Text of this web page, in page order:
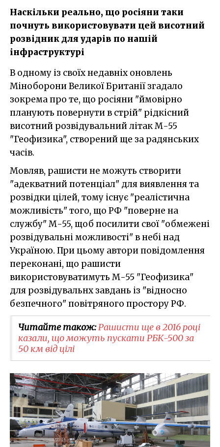
Наскільки реально, що росіяни таки
почнуть використовувати цей висотний
розвідник для ударів по нашій
інфраструктурі
В одному із своїх недавніх оновлень
Міноборони Великої Британії згадало
зокрема про те, що росіяни "ймовірно
планують повернути в стрій" рідкісний
висотний розвідувальний літак М-55
"Геофизика", створений ще за радянських
часів.
Мовляв, рашисти не можуть створити
"адекватний потенціал" для виявлення та
розвідки цілей, тому існує "реалістична
можливість" того, що РФ "поверне на
службу" М-55, щоб посилити свої "обмежені
розвідувальні можливості" в небі над
Україною. При цьому автори повідомлення
переконані, що рашисти
використовуватимуть М-55 "Геофизика"
для розвідувальнх завдань із "відносно
безпечного" повітряного простору РФ.
Читайте також:Рашисти ще в 2016 році
казали, що можуть пускати РБК-500 за
50 км від цілі